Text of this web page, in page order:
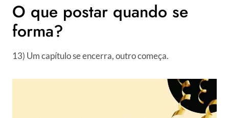
O que postar quando se
forma?
13) Um capítulo se encerra, outro começa.